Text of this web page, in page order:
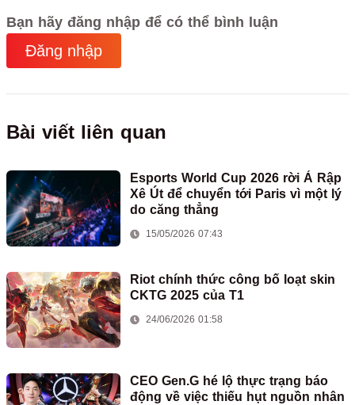
Bạn hãy đăng nhập để có thể bình luận
Đăng nhập
Bài viết liên quan
Esports World Cup 2026 rời Ả Rập
Xê Út để chuyển tới Paris vì một lý
do căng thẳng
15/05/2026 07:43
Riot chính thức công bố loạt skin
CKTG 2025 của T1
24/06/2026 01:58
CEO Gen.G hé lộ thực trạng báo
động về việc thiếu hụt nguồn nhân